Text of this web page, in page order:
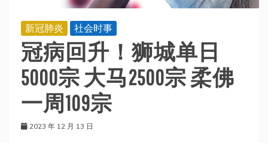
新冠肺炎 社会时事
冠病回升！狮城单日
5000宗 大马2500宗 柔佛
一周109宗
2023 年 12 月 13 日